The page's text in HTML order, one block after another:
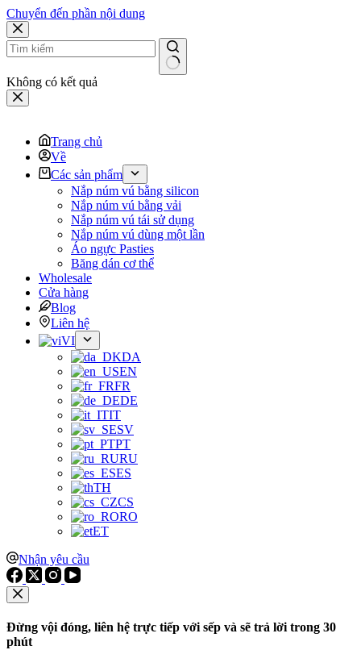
Chuyển đến phần nội dung
Không có kết quả
Trang chủ
Về
Các sản phẩm
Nắp núm vú bằng silicon
Nắp núm vú bằng vải
Nắp núm vú tái sử dụng
Nắp núm vú dùng một lần
Áo ngực Pasties
Băng dán cơ thể
Wholesale
Cửa hàng
Blog
Liên hệ
VI
DA
EN
FR
DE
IT
SV
PT
RU
ES
TH
CS
RO
ET
Nhận yêu cầu
Đừng vội đóng, liên hệ trực tiếp với sếp và sẽ trả lời trong 30
phút